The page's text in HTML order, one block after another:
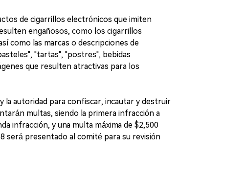
de cigarrillos electrónicos que imiten
engañosos, como los cigarrillos
como las marcas o descripciones de
"tartas", "postres", bebidas
que resulten atractivas para los
la autoridad para confiscar, incautar y destruir
multas, siendo la primera infracción a
infracción, y una multa máxima de $2,500
será presentado al comité para su revisión